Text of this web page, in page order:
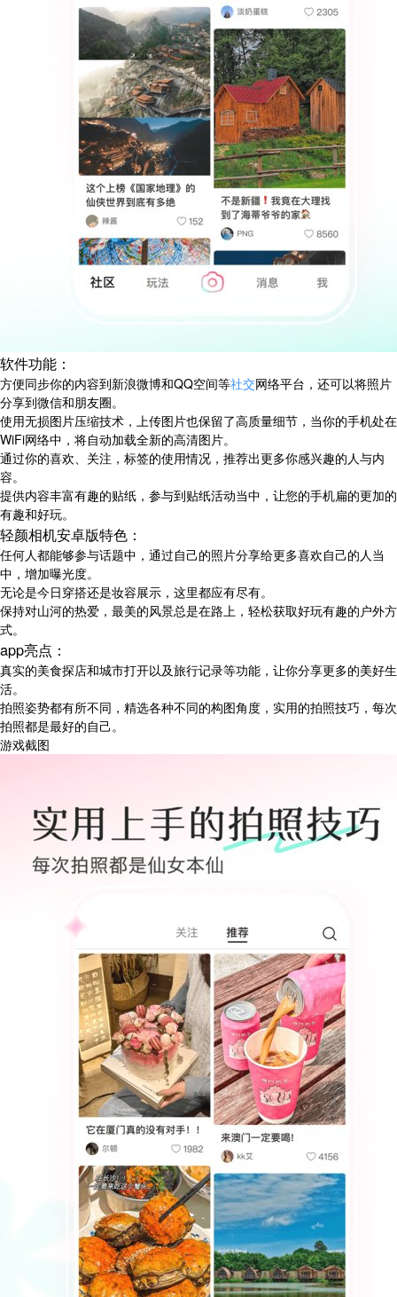
软件功能：
方便同步你的内容到新浪微博和QQ空间等社交网络平台，还可以将照片
分享到微信和朋友圈。
使用无损图片压缩技术，上传图片也保留了高质量细节，当你的手机处在
WiFi网络中，将自动加载全新的高清图片。
通过你的喜欢、关注，标签的使用情况，推荐出更多你感兴趣的人与内
容。
提供内容丰富有趣的贴纸，参与到贴纸活动当中，让您的手机扁的更加的
有趣和好玩。
轻颜相机安卓版特色：
任何人都能够参与话题中，通过自己的照片分享给更多喜欢自己的人当
中，增加曝光度。
无论是今日穿搭还是妆容展示，这里都应有尽有。
保持对山河的热爱，最美的风景总是在路上，轻松获取好玩有趣的户外方
式。
app亮点：
真实的美食探店和城市打开以及旅行记录等功能，让你分享更多的美好生
活。
拍照姿势都有所不同，精选各种不同的构图角度，实用的拍照技巧，每次
拍照都是最好的自己。
游戏截图